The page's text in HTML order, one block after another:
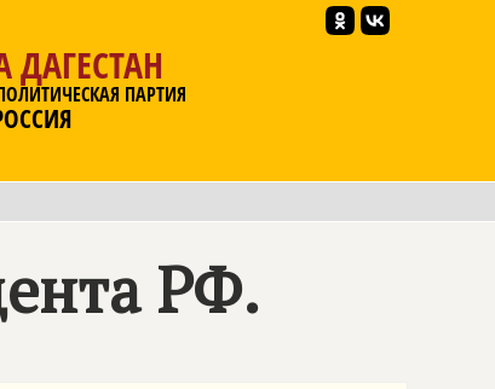
ДАГЕСТАН
ПАРТИЯ
РФ.